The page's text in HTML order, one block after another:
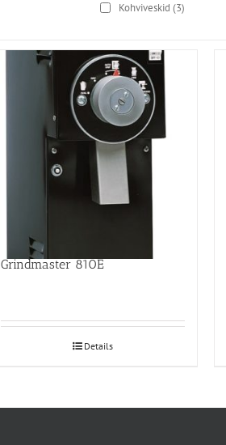
Kohviveskid (3)
Grindmaster 810E
Details